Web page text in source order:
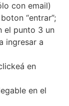
con email)
“entrar”;
el punto 3 un
ingresar a
en
en el